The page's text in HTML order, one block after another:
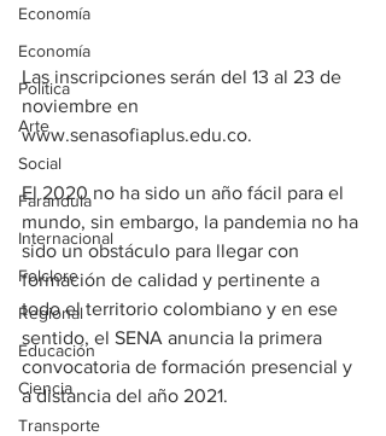
Economía
Economía
Política
Arte
Social
Farandula
Internacional
Folclore
Regional
Educación
Ciencia
Transporte
Las inscripciones serán del 13 al 23 de
noviembre en
www.senasofiaplus.edu.co.
El 2020 no ha sido un año fácil para el
mundo, sin embargo, la pandemia no ha
sido un obstáculo para llegar con
formación de calidad y pertinente a
todo el territorio colombiano y en ese
sentido, el SENA anuncia la primera
convocatoria de formación presencial y
a distancia del año 2021.